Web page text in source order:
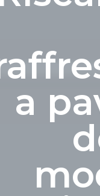
a